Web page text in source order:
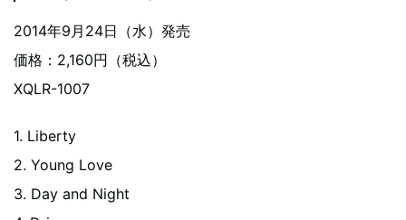
2014年9月24日（水）発売
価格：2,160円（税込）
XQLR-1007
1. Liberty
2. Young Love
3. Day and Night